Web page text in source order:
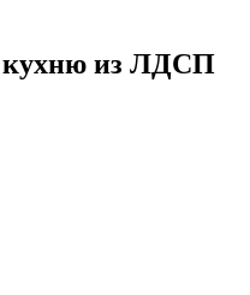
кухню из ЛДСП